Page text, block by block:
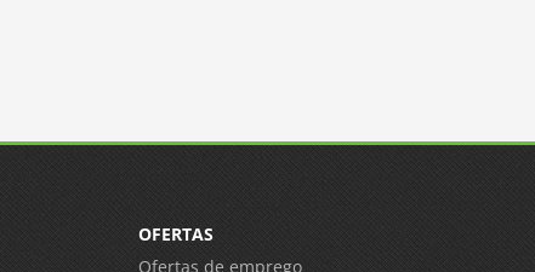
OFERTAS
Ofertas de emprego